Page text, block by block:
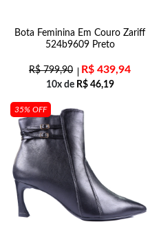
Bota Feminina Em Couro Zariff
524b9609 Preto
R$799,90 R$ 439,94
10x de R$46,19
35% OFF